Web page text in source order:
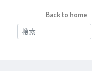
搜
索：
Back to home